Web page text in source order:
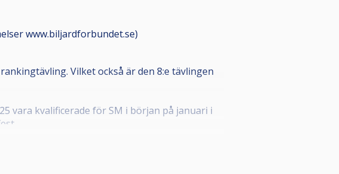
www.biljardforbundet.se)
Vilket också är den 8:e tävlingen
vara kvalificerade för SM i början på januari i